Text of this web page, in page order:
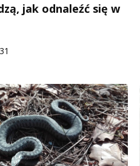
jak odnaleźć się w